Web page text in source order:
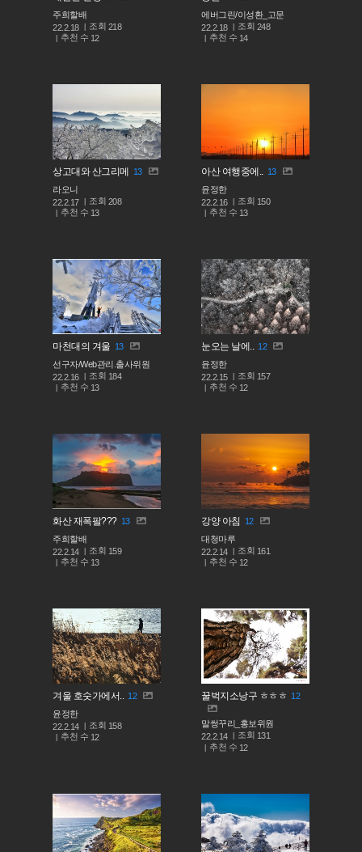
주희할배
22.2.18
조회 218
추천 수 12
에버그린/이성환_고문
22.2.18
조회 248
추천 수 14
상고대와 산그리메
13
라오니
22.2.17
조회 208
추천 수 13
아산 여행중에.. 13
윤정한
22.2.16
조회 150
추천 수 13
마천대의 겨울 13
선구자/Web관리.출사위원
22.2.16
조회 184
추천 수 13
눈오는 날에.. 12
윤정한
22.2.15
조회 157
추천 수 12
화산 재폭팔??? 13
주희할배
22.2.14
조회 159
추천 수 13
강양 아침 12
대청마루
22.2.14
조회 161
추천 수 12
겨울 호숫가에서.. 12
윤정한
22.2.14
조회 158
추천 수 12
꿀벅지소낭구 ㅎㅎㅎ 12
말썽꾸리_홍보위원
22.2.14
조회 131
추천 수 12